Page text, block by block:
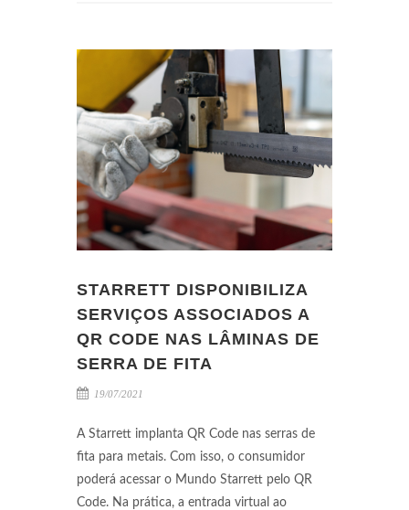
STARRETT DISPONIBILIZA
SERVIÇOS ASSOCIADOS A
QR CODE NAS LÂMINAS DE
SERRA DE FITA
19/07/2021
A Starrett implanta QR Code nas serras de
fita para metais. Com isso, o consumidor
poderá acessar o Mundo Starrett pelo QR
Code. Na prática, a entrada virtual ao